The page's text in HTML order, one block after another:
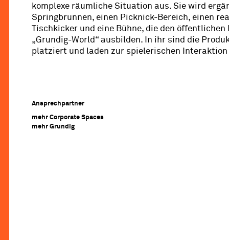
komplexe räumliche Situation aus. Sie wird
Springbrunnen, einen Picknick-Bereich, einen
Tischkicker und eine Bühne, die den öffentlichen
„Grundig-World“ ausbilden. In ihr sind die
platziert und laden zur spielerischen Interaktion
Ansprechpartner
mehr Corporate Spaces
mehr Grundig